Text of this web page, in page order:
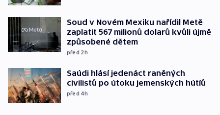
Soud v Novém Mexiku nařídil Metě
zaplatit 567 milionů dolarů kvůli újmě
způsobené dětem
před 2h
Saúdi hlásí jedenáct raněných
civilistů po útoku jemenských hútíů
před 4h